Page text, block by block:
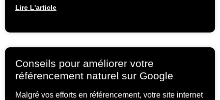
Lire L'article
Conseils pour améliorer votre
référencement naturel sur Google
Malgré vos efforts en référencement, votre site internet